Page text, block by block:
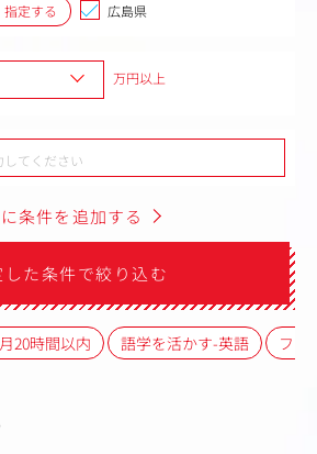
指定する 広島県
万円以上
条件を追加する
した条件で絞り込む
20時間以内 語学を活かす-英語 フレ